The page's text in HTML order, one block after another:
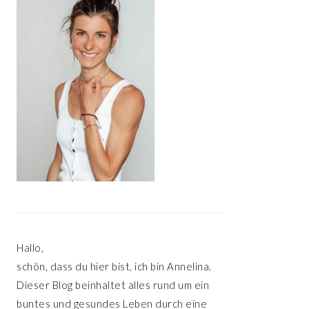
Hallo,
schön, dass du hier bist, ich bin Annelina.
Dieser Blog beinhaltet alles rund um ein
buntes und gesundes Leben durch eine